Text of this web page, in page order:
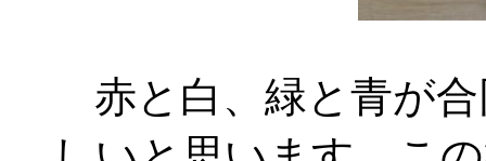
赤と白、緑と青が